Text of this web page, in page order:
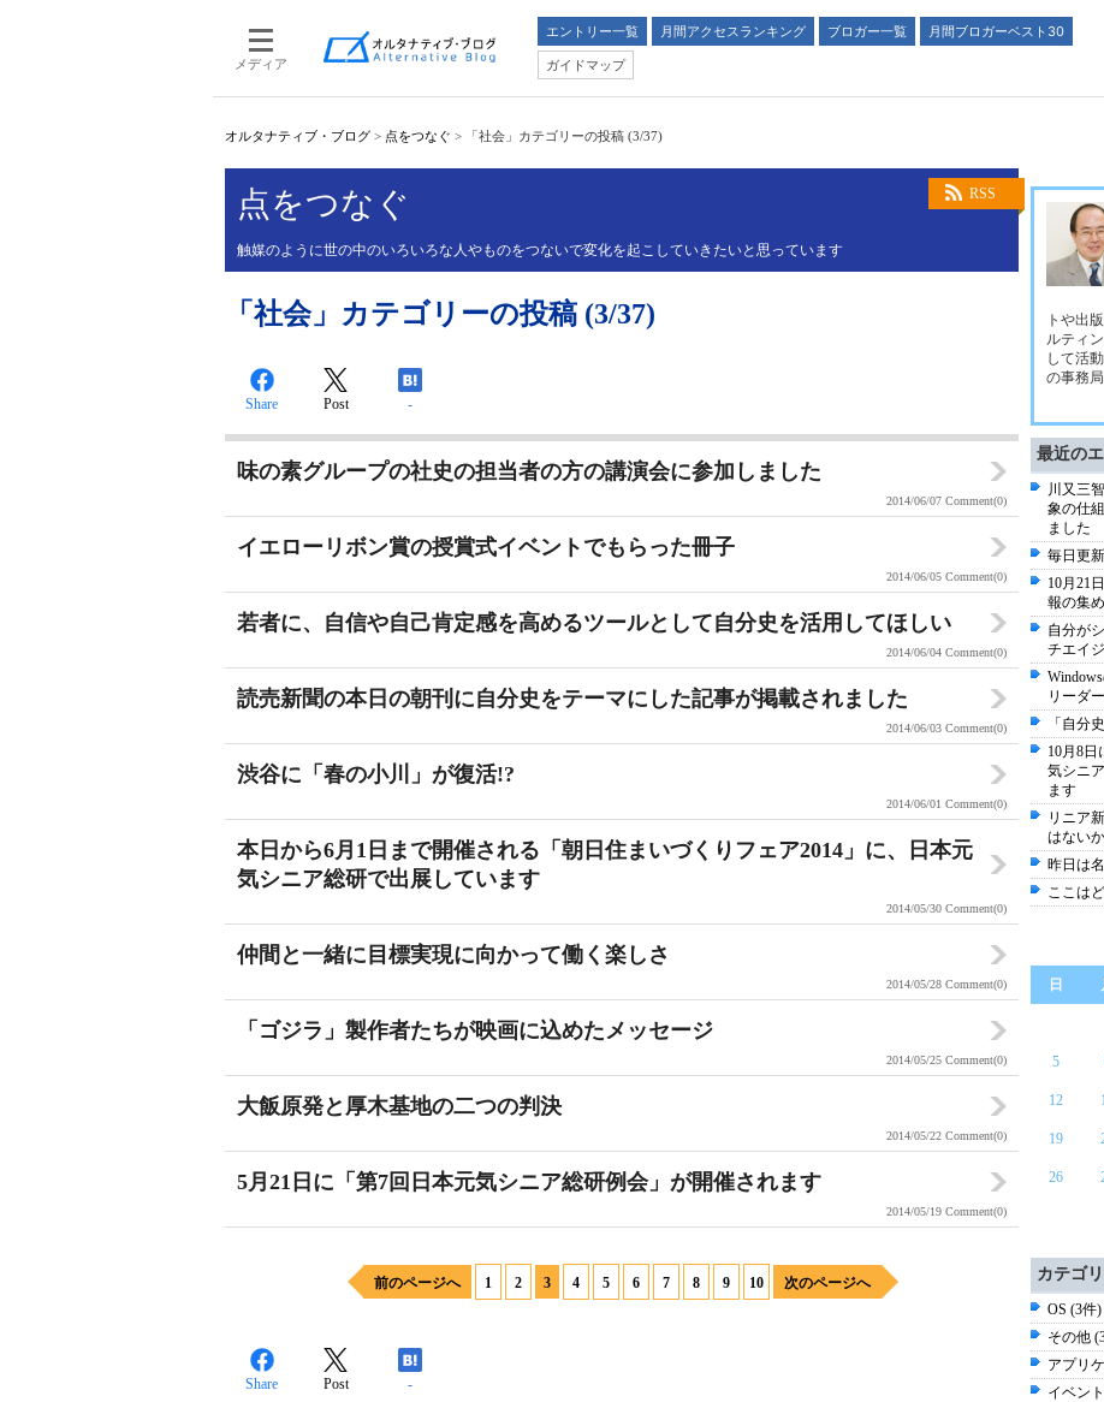
メディア
エントリー一覧 月間アクセスランキング ブロガー一覧
月間ブロガーベスト30
ガイドマップ
オルタナティブ・ブログ > 点をつなぐ > 「社会」カテゴリーの投稿 (3/37)
RSS
点をつなぐ
触媒のように世の中のいろいろな人やものをつないで変化を起こしていきたいと思っています
「社会」カテゴリーの投稿 (3/37)
Share Post -
味の素グループの社史の担当者の方の講演会に参加しました
2014/06/07 Comment(0)
イエローリボン賞の授賞式イベントでもらった冊子
2014/06/05 Comment(0)
若者に、自信や自己肯定感を高めるツールとして自分史を活用してほしい
2014/06/04 Comment(0)
読売新聞の本日の朝刊に自分史をテーマにした記事が掲載されました
2014/06/03 Comment(0)
渋谷に「春の小川」が復活!?
2014/06/01 Comment(0)
本日から6月1日まで開催される「朝日住まいづくりフェア2014」に、日本元
気シニア総研で出展しています
2014/05/30 Comment(0)
仲間と一緒に目標実現に向かって働く楽しさ
2014/05/28 Comment(0)
「ゴジラ」製作者たちが映画に込めたメッセージ
2014/05/25 Comment(0)
大飯原発と厚木基地の二つの判決
2014/05/22 Comment(0)
5月21日に「第7回日本元気シニア総研例会」が開催されます
2014/05/19 Comment(0)
前のページへ 1 2 3 4 5 6 7 8 9 10 次のページへ
Share Post -
トや出
ルティ
して活動
の事務
最近の
川又三
象の仕
ました
毎日更
10月21
報の集
自分が
チエイ
リーダー
「自分
10月8
気シニ
ます
リニア
はないか
昨日は
ここは
日
5
12
19
26
カテゴ
OS (3件)
その他
アプリ
イベン